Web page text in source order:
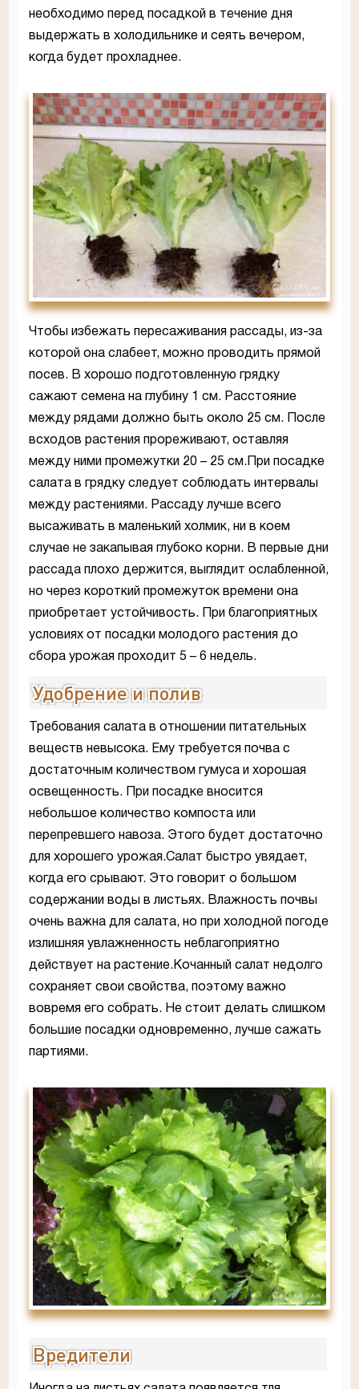
необходимо перед посадкой в течение дня
выдержать в холодильнике и сеять вечером,
когда будет прохладнее.
Чтобы избежать пересаживания рассады, из-за
которой она слабеет, можно проводить прямой
посев. В хорошо подготовленную грядку
сажают семена на глубину 1 см. Расстояние
между рядами должно быть около 25 см. После
всходов растения прореживают, оставляя
между ними промежутки 20 – 25 см.При посадке
салата в грядку следует соблюдать интервалы
между растениями. Рассаду лучше всего
высаживать в маленький холмик, ни в коем
случае не закапывая глубоко корни. В первые дни
рассада плохо держится, выглядит ослабленной,
но через короткий промежуток времени она
приобретает устойчивость. При благоприятных
условиях от посадки молодого растения до
сбора урожая проходит 5 – 6 недель.
Удобрение и полив
Требования салата в отношении питательных
веществ невысока. Ему требуется почва с
достаточным количеством гумуса и хорошая
освещенность. При посадке вносится
небольшое количество компоста или
перепревшего навоза. Этого будет достаточно
для хорошего урожая.Салат быстро увядает,
когда его срывают. Это говорит о большом
содержании воды в листьях. Влажность почвы
очень важна для салата, но при холодной погоде
излишняя увлажненность неблагоприятно
действует на растение.Кочанный салат недолго
сохраняет свои свойства, поэтому важно
вовремя его собрать. Не стоит делать слишком
большие посадки одновременно, лучше сажать
партиями.
Вредители